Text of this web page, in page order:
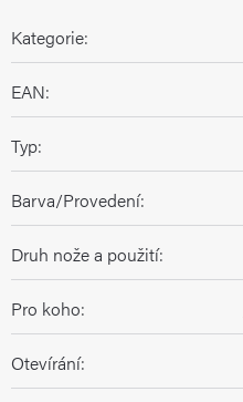
Kategorie:
EAN:
Typ:
Barva/Provedení:
Druh nože a použití:
Pro koho:
Otevírání: